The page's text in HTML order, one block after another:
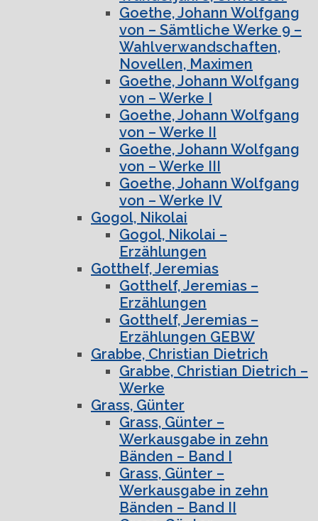
Goethe, Johann Wolfgang
von – Sämtliche Werke 9 –
Wahlverwandschaften,
Novellen, Maximen
Goethe, Johann Wolfgang
von – Werke I
Goethe, Johann Wolfgang
von – Werke II
Goethe, Johann Wolfgang
von – Werke III
Goethe, Johann Wolfgang
von – Werke IV
Gogol, Nikolai
Gogol, Nikolai –
Erzählungen
Gotthelf, Jeremias
Gotthelf, Jeremias –
Erzählungen
Gotthelf, Jeremias –
Erzählungen GEBW
Grabbe, Christian Dietrich
Grabbe, Christian Dietrich –
Werke
Grass, Günter
Grass, Günter –
Werkausgabe in zehn
Bänden – Band I
Grass, Günter –
Werkausgabe in zehn
Bänden – Band II